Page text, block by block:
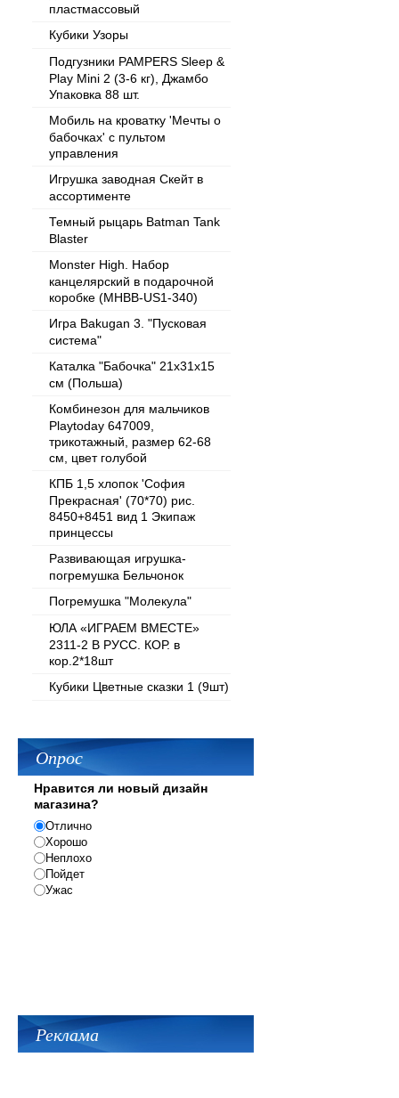
пластмассовый
Кубики Узоры
Подгузники PAMPERS Sleep &
Play Mini 2 (3-6 кг), Джамбо
Упаковка 88 шт.
Мобиль на кроватку 'Мечты о
бабочках' с пультом
управления
Игрушка заводная Скейт в
ассортименте
Темный рыцарь Batman Tank
Blaster
Monster High. Набор
канцелярский в подарочной
коробке (MHBB-US1-340)
Игра Bakugan 3. "Пусковая
система"
Каталка "Бабочка" 21х31х15
см (Польша)
Комбинезон для мальчиков
Playtoday 647009,
трикотажный, размер 62-68
см, цвет голубой
КПБ 1,5 хлопок 'София
Прекрасная' (70*70) рис.
8450+8451 вид 1 Экипаж
принцессы
Развивающая игрушка-
погремушка Бельчонок
Погремушка "Молекула"
ЮЛА «ИГРАЕМ ВМЕСТЕ»
2311-2 В РУСС. КОР. в
кор.2*18шт
Кубики Цветные сказки 1 (9шт)
Опрос
Нравится ли новый дизайн
магазина?
Отлично
Хорошо
Неплохо
Пойдет
Ужас
Реклама